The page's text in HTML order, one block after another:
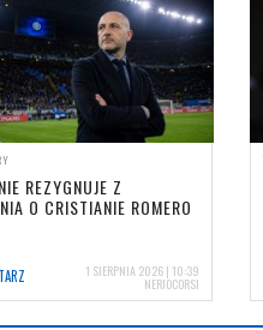
REZYGNUJE Z
O CRISTIANIE ROMERO
1 SIERPNIA 2026 | 10:39
NERIOCORSI